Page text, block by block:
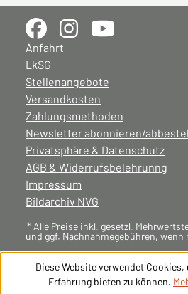
Anfahrt
LkSG
Stellenangebote
Versandkosten
Zahlungsmethoden
Newsletter abonnieren/
Privatsphäre & Datenschutz
AGB & Widerrufsbelehrunng
Impressum
Bildarchiv NVG
* Alle Preise inkl. gesetzl.
und ggf. Nachnahmegebühren,
Diese Website verwendet
Erfahrung bieten zu können.